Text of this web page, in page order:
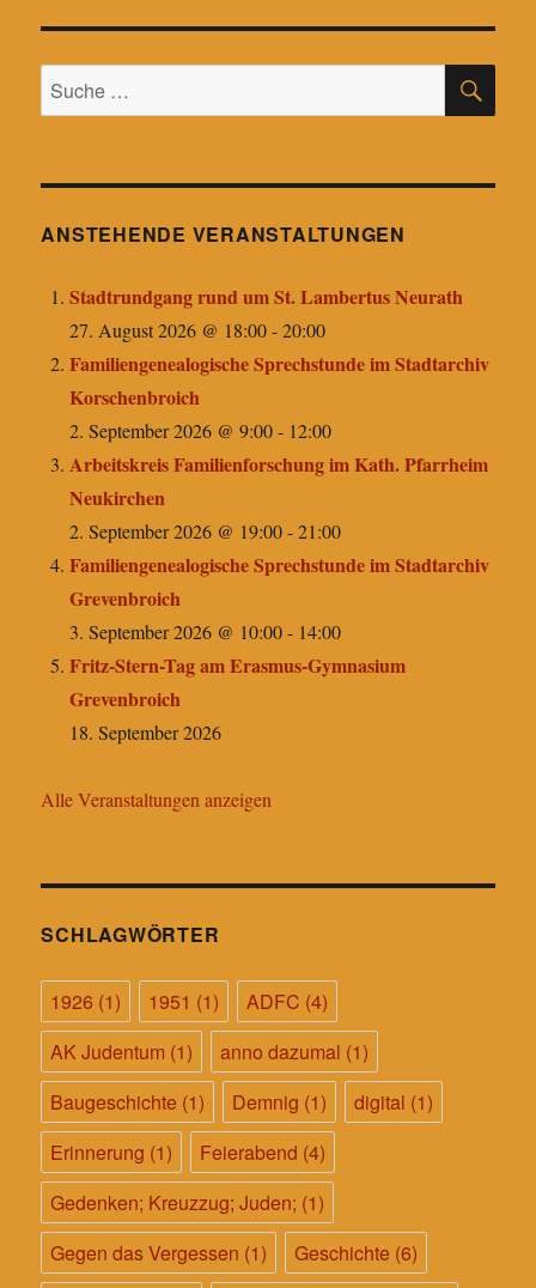
Beiträge
GE
SEIT
E
Suche
nach:
ANSTEHENDE VERANSTALTUNGEN
Stadtrundgang rund um St. Lambertus Neurath
27. August 2026 @ 18:00-20:00
Familiengenealogische Sprechstunde im Stadtarchiv
Korschenbroich
2. September 2026 @ 9:00- 12:00
Arbeitskreis Familienforschung im Kath. Pfarrheim
Neukirchen
2. September 2026 @ 19:00-21:00
Familiengenealogische Sprechstunde im Stadtarchiv
Grevenbroich
3. September 2026 @ 10:00- 14:00
Fritz-Stern-Tag am Erasmus-Gymnasium
Grevenbroich
18. September 2026
Alle Veranstaltungen anzeigen
SCHLAGWÖRTER
1926 (1) 1951 (1) ADFC (4)
AK Judentum (1) anno dazumal (1)
Baugeschichte (1) Demnig (1) digital (1)
Erinnerung (1) Feierabend (4)
Gedenken; Kreuzzug; Juden; (1)
Gegen das Vergessen (1) Geschichte (6)